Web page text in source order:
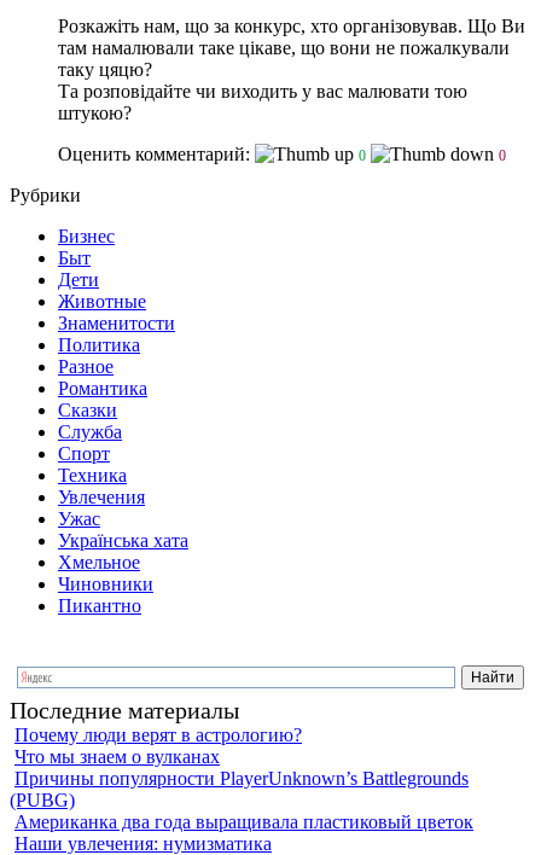
Розкажіть нам, що за конкурс, хто організовував. Що Ви
там намалювали таке цікаве, що вони не пожалкували
таку цяцю?
Та розповідайте чи виходить у вас малювати тою
штукою?
Оценить комментарий:
0 0
Рубрики
Бизнес
Быт
Дети
Животные
Знаменитости
Политика
Разное
Романтика
Сказки
Служба
Спорт
Техника
Увлечения
Ужас
Українська хата
Хмельное
Чиновники
Пикантно
Последние материалы
Почему люди верят в астрологию?
Что мы знаем о вулканах
Причины популярности PlayerUnknown’s Battlegrounds
(PUBG)
Американка два года выращивала пластиковый цветок
Наши увлечения: нумизматика